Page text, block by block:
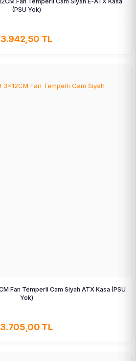
(PSU Yok)
3.942,50 TL
Fan Temperli Cam Siyah ATX Kasa (PSU
Yok)
3.705,00 TL